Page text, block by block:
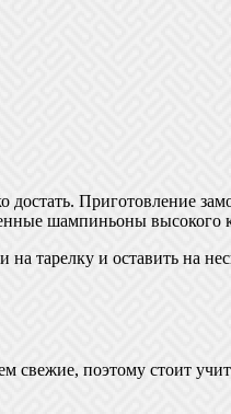
достать. Приготовление
шампиньоны высокого
тарелку и оставить на
свежие, поэтому стоит